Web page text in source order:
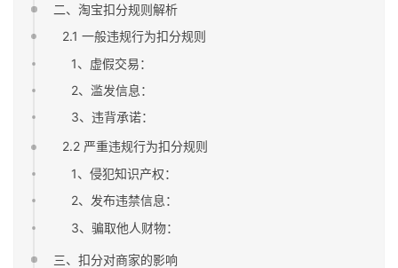
二、淘宝扣分规则解析
2.1 一般违规行为扣分规则
1、虚假交易：
2、滥发信息：
3、违背承诺：
2.2 严重违规行为扣分规则
1、侵犯知识产权：
2、发布违禁信息：
3、骗取他人财物：
三、扣分对商家的影响